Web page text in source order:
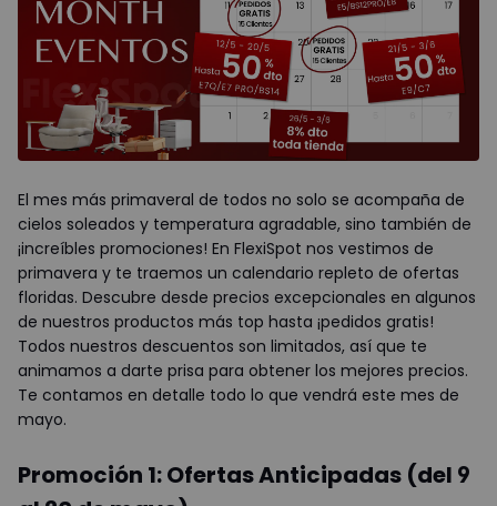
El mes más primaveral de todos no solo se acompaña de
cielos soleados y temperatura agradable, sino también de
¡increíbles promociones! En FlexiSpot nos vestimos de
primavera y te traemos un calendario repleto de ofertas
floridas. Descubre desde precios excepcionales en algunos
de nuestros productos más top hasta ¡pedidos gratis!
Todos nuestros descuentos son limitados, así que te
animamos a darte prisa para obtener los mejores precios.
Te contamos en detalle todo lo que vendrá este mes de
mayo.
Promoción 1: Ofertas Anticipadas (del 9